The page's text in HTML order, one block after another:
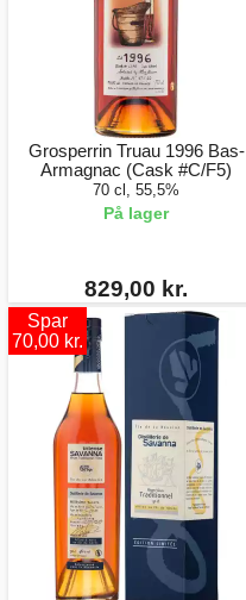
Grosperrin Truau 1996 Bas-
Armagnac (Cask #C/F5)
70 cl, 55,5%
På lager
829,00 kr.
Spar
70,00 kr.